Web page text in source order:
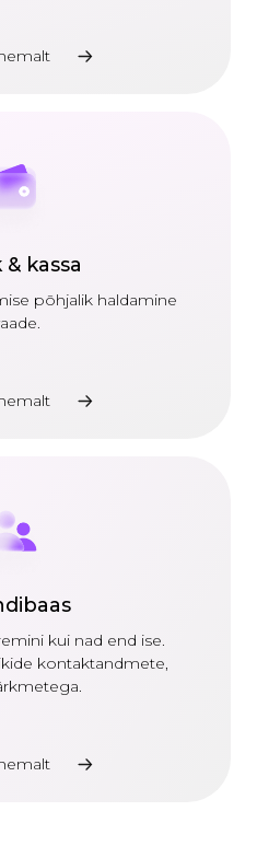
kassa
põhjalik haldamine
kui nad end ise.
kontaktandmete,